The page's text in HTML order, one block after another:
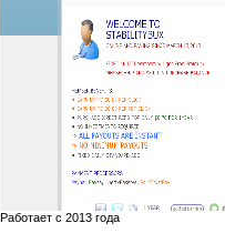
Работает с 2013 года